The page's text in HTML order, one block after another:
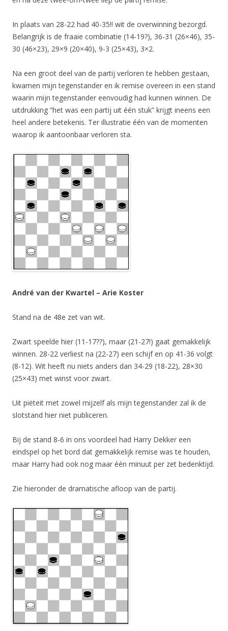
In plaats van 28-22 had 40-35!! wit de overwinning bezorgd.
Belangrijk is de fraaie combinatie (14-19?), 36-31 (26×46), 35-
30 (46×23), 29×9 (20×40), 9-3 (25×43), 3×2.
Na een groot deel van de partij verloren te hebben gestaan,
kwamen mijn tegenstander en ik remise overeen in een stand
waarin mijn tegenstander eenvoudig had kunnen winnen. De
uitdrukking “het was een partij uit één stuk” krijgt ineens een
heel andere betekenis. Ter illustratie één van de momenten
waarop ik aantoonbaar verloren sta.
André van der Kwartel – Arie Koster
Stand na de 48e zet van wit.
Zwart speelde hier (11-17??), maar (21-27!) gaat gemakkelijk
winnen. 28-22 verliest na (22-27) een schijf en op 41-36 volgt
(8-12). Wit heeft nu niets anders dan 34-29 (18-22), 28×30
(25×43) met winst voor zwart.
Uit piëteit met zowel mijzelf als mijn tegenstander zal ik de
slotstand hier niet publiceren.
Bij de stand 8-6 in ons voordeel had Harry Dekker een
eindspel op het bord dat gemakkelijk remise was te houden,
maar Harry had ook nog maar één minuut per zet bedenktijd.
Zie hieronder de dramatische afloop van de partij.